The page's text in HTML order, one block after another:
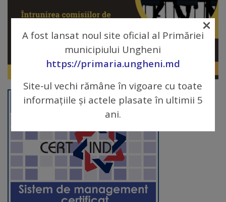
Galerii
foto
Administrație
Primărie
Viceprimari
Organigrama
Aparatul
A fost lansat noul site oficial al Primăriei
municipiului Ungheni
https://primaria.ungheni.md
Site-ul vechi rămâne în vigoare cu toate
informațiile și actele plasate în ultimii 5
ani.
×